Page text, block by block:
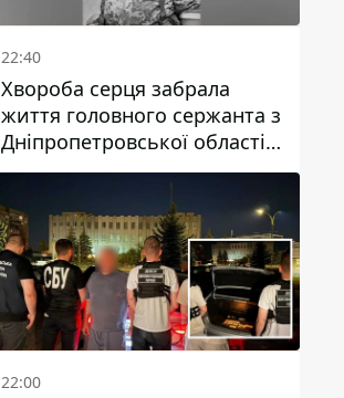
22:40
Хвороба серця забрала
життя головного сержанта з
Дніпропетровської області
Юрія Свистуна
22:00